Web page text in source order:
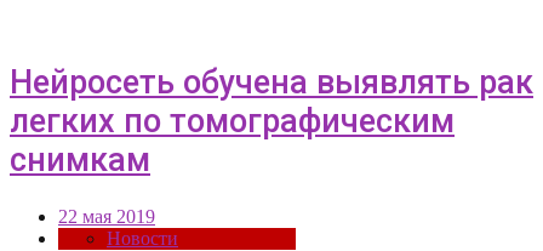
Нейросеть обучена выявлять рак
легких по томографическим
снимкам
22 мая 2019
Новости